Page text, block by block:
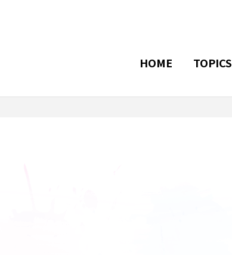
HOME TOPICS